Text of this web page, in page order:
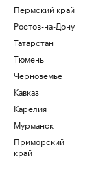
Пермский край
Ростов-на-Дону
Татарстан
Тюмень
Черноземье
Кавказ
Карелия
Мурманск
Приморский
край